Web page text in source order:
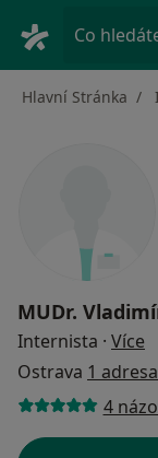
Co
Hlavní Stránka
MUDr.
Internista · Více
Ostrava 1 adresa
4